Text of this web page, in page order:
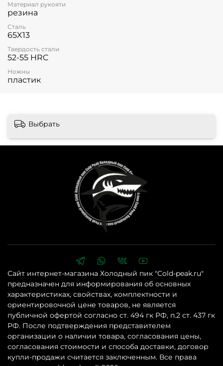
Материал рукояти
резина
Сталь
65X13
Твердость стали
52-55 HRC
Ножны
пластик
Выбрать
Сайт интернет-магазина Холодный пик "Cold-peak.ru"
предназначен для информирования об основных
характеристиках, свойствах, комплектности и
ориентировочной цене товаров, не является
публичной офертой согласно ст. 494 гк РФ, п.2 ст. 437 гк
РФ. После подтверждения представителем
организации о наличии товара, согласования цены,
согласования стоимости и способа доставки, договор
купли-продажи считается заключенным. Все права